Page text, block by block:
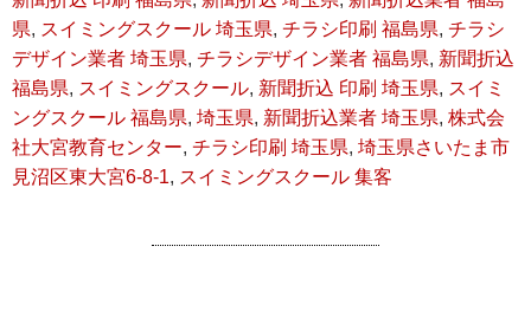
県, スイミングスクール 埼玉県, チラシ印刷 福島県, チラシ
デザイン業者 埼玉県, チラシデザイン業者 福島県, 新聞折込
福島県, スイミングスクール, 新聞折込 印刷 埼玉県, スイミ
ングスクール 福島県, 埼玉県, 新聞折込業者 埼玉県, 株式会
社大宮教育センター, チラシ印刷 埼玉県, 埼玉県さいたま市
見沼区東大宮6-8-1, スイミングスクール 集客